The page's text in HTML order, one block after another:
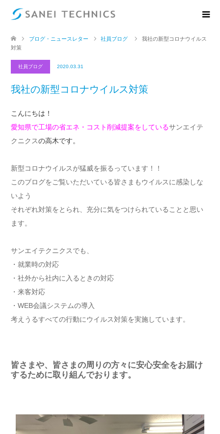
ブログ・ニュースレター 社員ブログ
我社の新型コロナウイルス
対策
社員ブログ 2020.03.31
我社の新型コロナウイルス対策
こんにちは！
愛知県で工場の省エネ・コスト削減提案をしているサンエイテ
クニクスの高木です。
新型コロナウイルスが猛威を振るっています！！
このブログをご覧いただいている皆さまもウイルスに感染しな
いよう
それぞれ対策をとられ、充分に気をつけられていることと思い
ます。
サンエイテクニクスでも、
・就業時の対応
・社外から社内に入るときの対応
・来客対応
・WEB会議システムの導入
考えうるすべての行動にウイルス対策を実施しています。
皆さまや、皆さまの周りの方々に安心安全をお届け
するために取り組んでおります。